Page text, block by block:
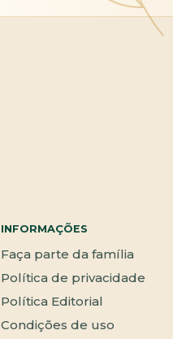
INFORMAÇÕES
Faça parte da família
Política de privacidade
Política Editorial
Condições de uso